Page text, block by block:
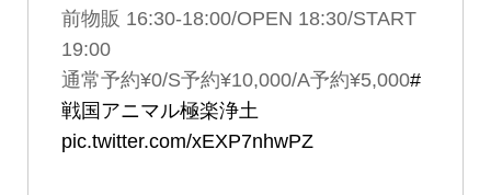
前物販 16:30-18:00/OPEN 18:30/START
19:00
通常予約¥0/S予約¥10,000/A予約¥5,000#
戦国アニマル極楽浄土
pic.twitter.com/xEXP7nhwPZ